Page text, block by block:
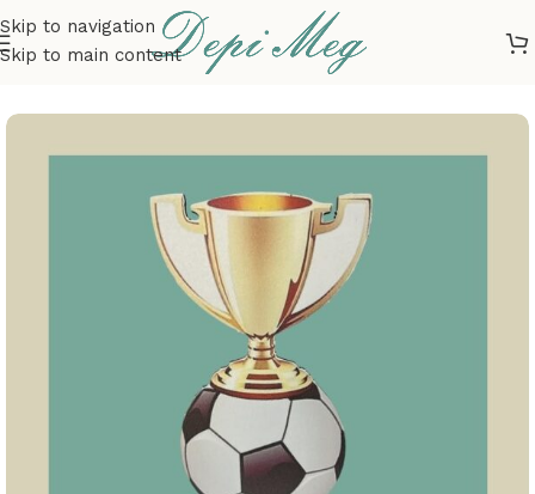
Skip to navigation
Skip to main content
ΠΡΟΣΩΠΟΠΟΙΗΜΕΝΑ ΔΩΡΑ